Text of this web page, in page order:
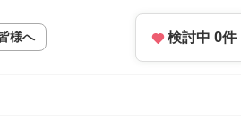
様へ 検討中 0件